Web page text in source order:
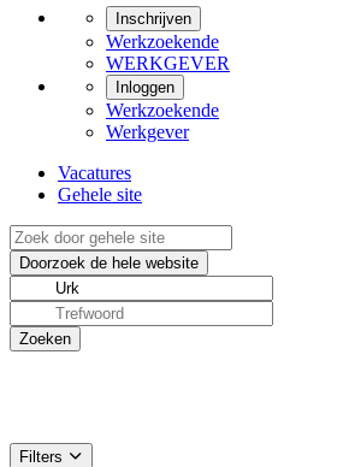
Inschrijven
Werkzoekende
WERKGEVER
Inloggen
Werkzoekende
Werkgever
Vacatures
Gehele site
Filters